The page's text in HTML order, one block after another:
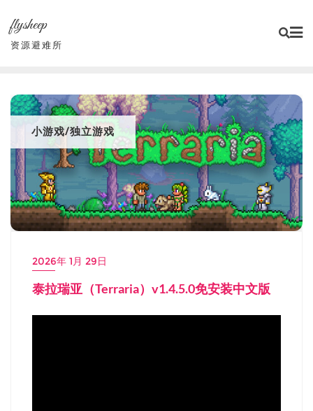
content
flysheep
资源避难所
小游戏/独立游戏
2026年 1月 29日
泰拉瑞亚（Terraria）v1.4.5.0免安装中文版